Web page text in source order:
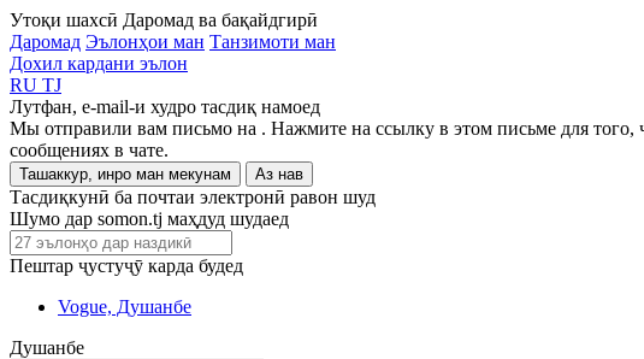
Утоқи шахсӣ Даромад ва бақайдгирӣ
Даромад Эълонҳои ман Танзимоти ман
Дохил кардани эълон
RU TJ
Лутфан, e-mail-и худро тасдиқ намоед
Мы отправили вам письмо на . Нажмите на ссылку в этом письме для
сообщениях в чате.
Ташаккур, инро ман мекунам Аз нав
Тасдиқкунӣ ба почтаи электронӣ равон шуд
Шумо дар somon.tj маҳдуд шудаед
Пештар ҷустуҷӯ карда будед
Vogue, Душанбе
Душанбе